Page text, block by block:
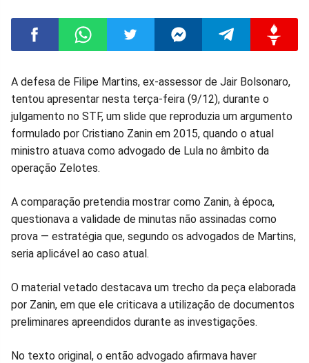
Compartilhar
no
Facebook
Compartilhar
no
Whatsapp
Compartilhar
no
Twitter
Compartilhar
no
Messenger
Compartilhar
no
Telegram
no
Gettr
A defesa de Filipe Martins, ex-assessor de Jair Bolsonaro,
tentou apresentar nesta terça-feira (9/12), durante o
julgamento no STF, um slide que reproduzia um argumento
formulado por Cristiano Zanin em 2015, quando o atual
ministro atuava como advogado de Lula no âmbito da
operação Zelotes.
A comparação pretendia mostrar como Zanin, à época,
questionava a validade de minutas não assinadas como
prova — estratégia que, segundo os advogados de Martins,
seria aplicável ao caso atual.
O material vetado destacava um trecho da peça elaborada
por Zanin, em que ele criticava a utilização de documentos
preliminares apreendidos durante as investigações.
No texto original, o então advogado afirmava haver